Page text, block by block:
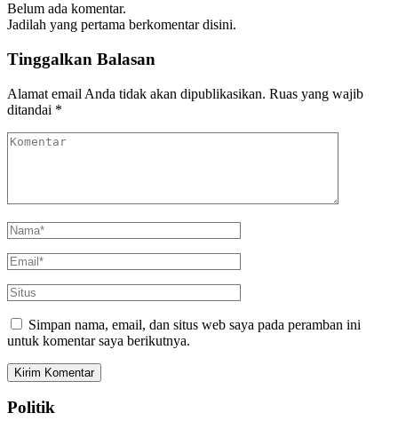
Belum ada komentar.
Jadilah yang pertama berkomentar disini.
Tinggalkan Balasan
Alamat email Anda tidak akan dipublikasikan. Ruas yang wajib
ditandai *
Simpan nama, email, dan situs web saya pada peramban ini
untuk komentar saya berikutnya.
Politik